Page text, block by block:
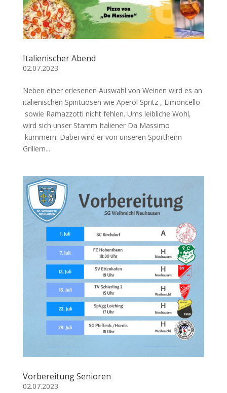
Italienischer Abend
02.07.2023
Neben einer erlesenen Auswahl von Weinen wird es an
italienischen Spirituosen wie Aperol Spritz , Limoncello
sowie Ramazzotti nicht fehlen. Ums leibliche Wohl,
wird sich unser Stamm Italiener Da Massimo
kümmern. Dabei wird er von unseren Sportheim
Grillern...
Vorbereitung Senioren
02.07.2023